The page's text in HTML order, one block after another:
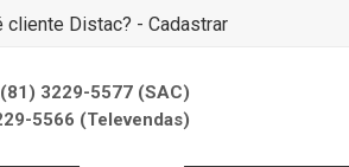
cliente Distac? - Cadastrar
(81) 3229-5577 (SAC)
5566 (Televendas)